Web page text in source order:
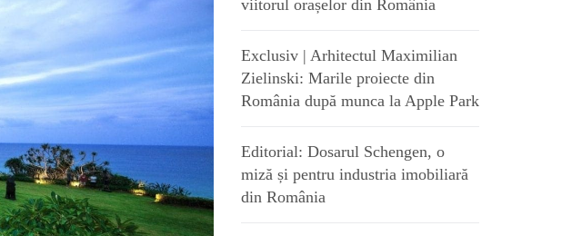
viitorul orașelor din România
Exclusiv | Arhitectul Maximilian
Zielinski: Marile proiecte din
România după munca la Apple Park
Editorial: Dosarul Schengen, o
miză și pentru industria imobiliară
din România